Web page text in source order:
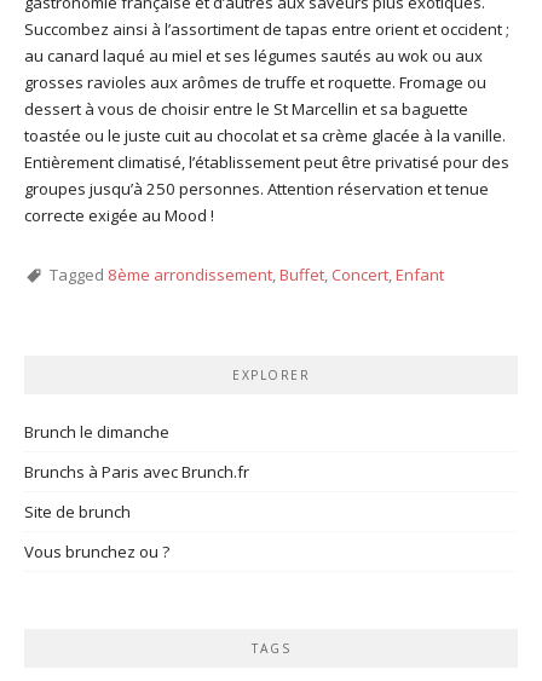
Succombez ainsi à l’assortiment de tapas entre orient et occident ;
au canard laqué au miel et ses légumes sautés au wok ou aux
grosses ravioles aux arômes de truffe et roquette. Fromage ou
dessert à vous de choisir entre le St Marcellin et sa baguette
toastée ou le juste cuit au chocolat et sa crème glacée à la vanille.
Entièrement climatisé, l’établissement peut être privatisé pour des
groupes jusqu’à 250 personnes. Attention réservation et tenue
correcte exigée au Mood !
Tagged 8ème arrondissement,Buffet, Concert,Enfant
EXPLORER
Brunch le dimanche
Brunchs à Paris avec Brunch.fr
Site de brunch
Vous brunchez ou ?
TAGS